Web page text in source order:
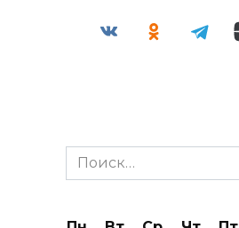
Search
for: